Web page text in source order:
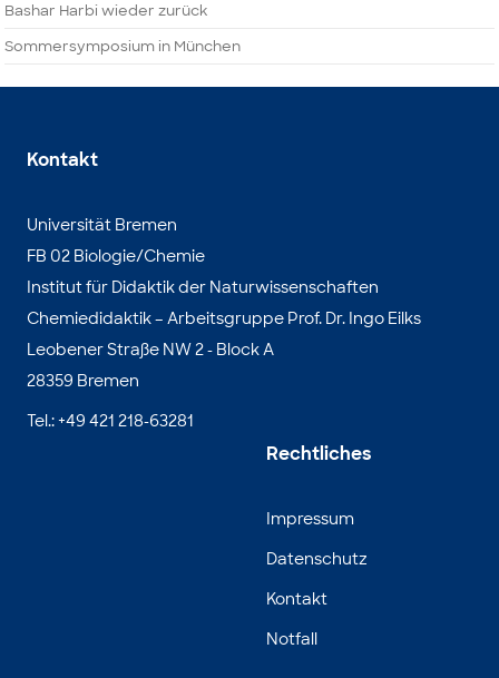
Bashar Harbi wieder zurück
Sommersymposium in München
Kontakt
Universität Bremen
FB 02 Biologie/Chemie
Institut für Didaktik der Naturwissenschaften
Chemiedidaktik – Arbeitsgruppe Prof. Dr. Ingo Eilks
Leobener Straße NW 2 - Block A
28359 Bremen
Tel.: +49 421 218-63281
Rechtliches
Impressum
Datenschutz
Kontakt
Notfall